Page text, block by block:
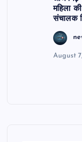
महिला
संचालक
August